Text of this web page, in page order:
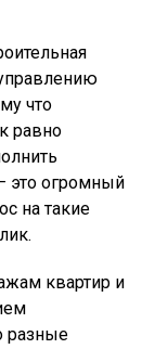
что
равно
это огромный
на такие
квартир и
разные